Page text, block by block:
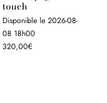
touch
Disponible le 2026-08-
08 18h00
320,00€